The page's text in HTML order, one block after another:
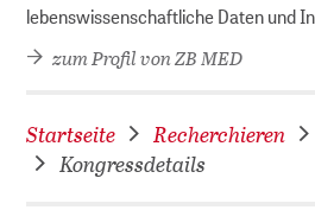
lebenswissenschaftliche Daten und
zum Profil von ZB MED
Startseite Recherchieren
Kongressdetails